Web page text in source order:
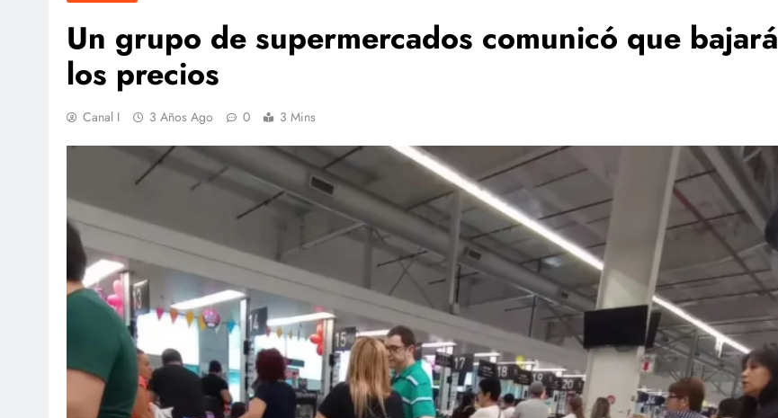
Un grupo de supermercados comunicó que bajará
los precios
Canal I 3 Años Ago 0 3 Mins